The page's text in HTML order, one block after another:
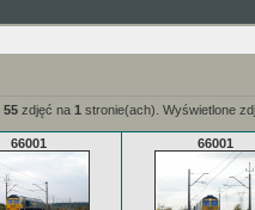
55 zdjęć na 1 stronie(ach). Wyświetlone
66001 66001